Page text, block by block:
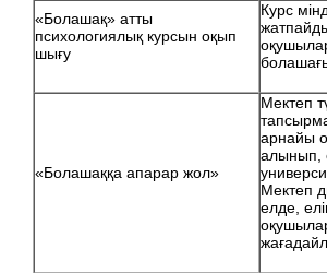
«Болашақ» атты
психологиялық курсын оқып
шығу
Курс
«Болашаққа апарар жол»
Мектеп
арнайы
алынып,
Мектеп
елде,